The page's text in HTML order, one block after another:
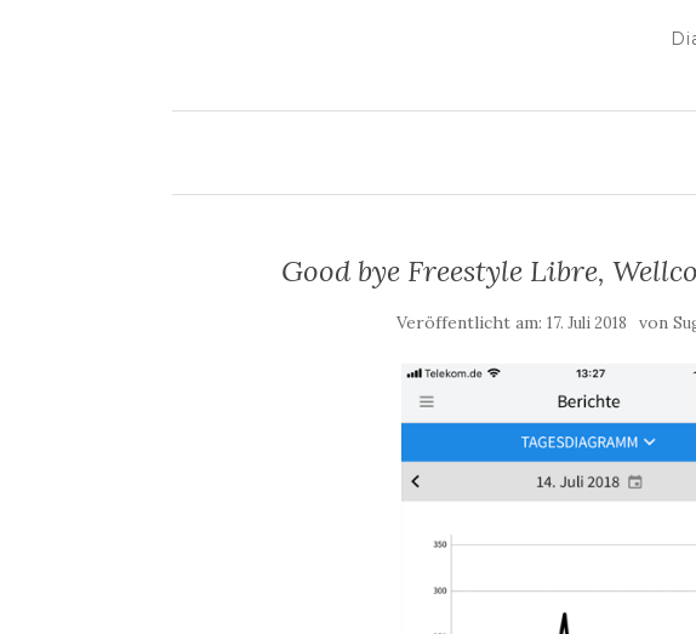
Good bye Freestyle Libre,
Veröffentlicht am:17. Juli 2018 von